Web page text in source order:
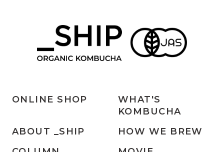
ONLINE SHOP
WHAT'S
KOMBUCHA
ABOUT _SHIP
HOW WE BREW